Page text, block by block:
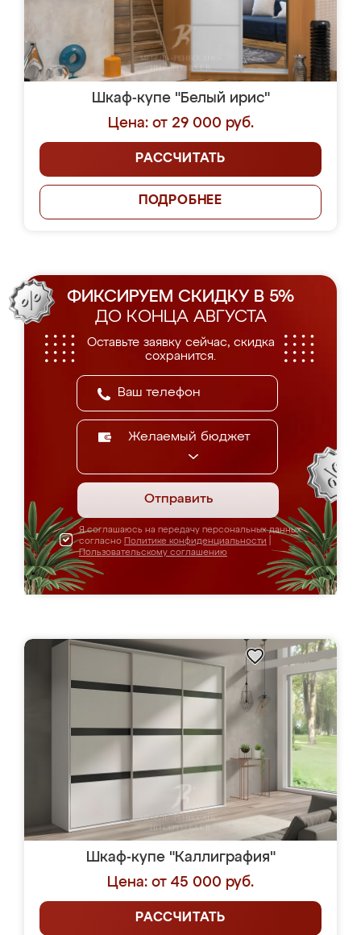
Шкаф-купе "Белый ирис"
Цена: от 29 000 руб.
РАССЧИТАТЬ
ПОДРОБНЕЕ
ФИКСИРУЕМ СКИДКУ В 5%
ДО КОНЦА АВГУСТА
Оставьте заявку сейчас, скидка
сохранится.
Желаемый бюджет
Отправить
Я соглашаюсь на передачу персональных данных
согласно Политике конфиденциальности
Пользовательскому соглашению
Шкаф-купе "Каллиграфия"
Цена: от 45 000 руб.
РАССЧИТАТЬ